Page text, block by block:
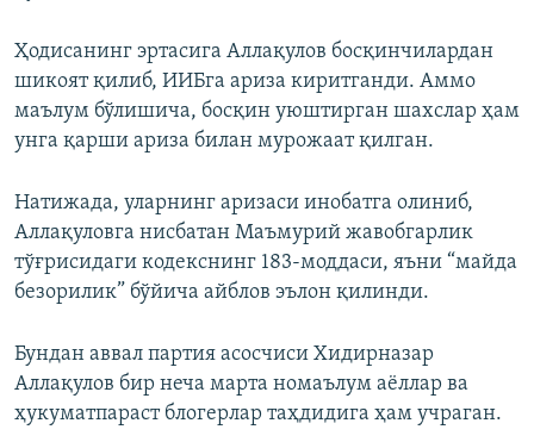
Ҳодисанинг эртасига Аллақулов босқинчилардан
шикоят қилиб, ИИБга ариза киритганди. Аммо
маълум бўлишича, босқин уюштирган шахслар ҳам
унга қарши ариза билан мурожаат қилган.
Натижада, уларнинг аризаси инобатга олиниб,
Аллақуловга нисбатан Маъмурий жавобгарлик
тўғрисидаги кодекснинг 183-моддаси, яъни “майда
безорилик” бўйича айблов эълон қилинди.
Бундан аввал партия асосчиси Хидирназар
Аллақулов бир неча марта номаълум аёллар ва
ҳукуматпараст блогерлар таҳдидига ҳам учраган.